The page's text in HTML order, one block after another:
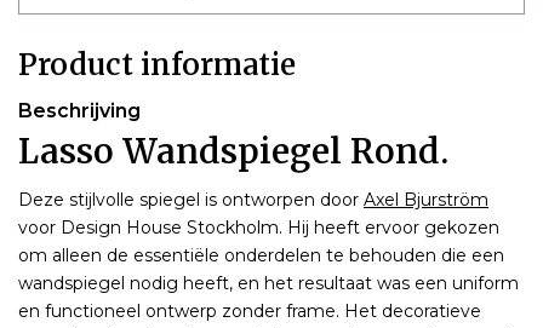
Product informatie
Beschrijving
Lasso Wandspiegel Rond.
Deze stijlvolle spiegel is ontworpen door Axel Bjurström
voor Design House Stockholm. Hij heeft ervoor gekozen
om alleen de essentiële onderdelen te behouden die een
wandspiegel nodig heeft, en het resultaat was een uniform
en functioneel ontwerp zonder frame. Het decoratieve